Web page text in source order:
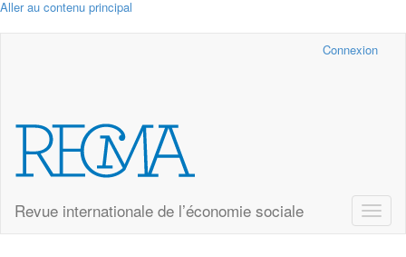
Aller au contenu principal
Connexion
Revue internationale de l’économie sociale
Toggle